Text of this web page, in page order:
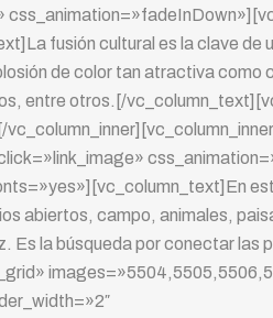
fusión cultural es la clave de
de color tan atractiva como
entre otros.[/
abiertos, campo, animales,
Es la búsqueda por conectar las